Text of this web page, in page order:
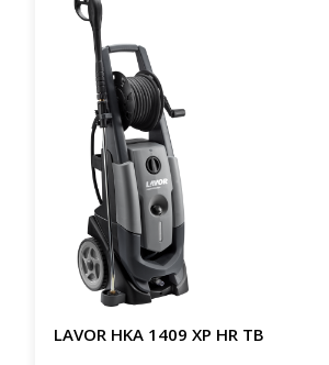
LAVOR HKA 1409 XP HR TB